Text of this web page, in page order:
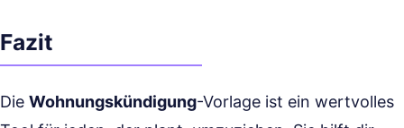
Fazit
Die Wohnungskündigung-Vorlage ist ein wertvolles